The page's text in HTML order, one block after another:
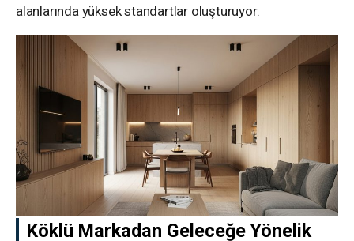
alanlarında yüksek standartlar oluşturuyor.
Köklü Markadan Geleceğe Yönelik